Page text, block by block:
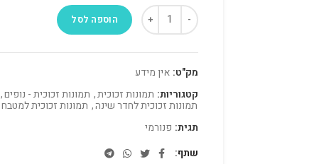
הוספה לסל
מק"ט: אין מידע
קטגוריות: תמונות זכוכית, תמונות זכוכית - נופים,
תמונות זכוכית לחדר שינה, תמונות זכוכית למטבח
תגית: פנורמי
שתף